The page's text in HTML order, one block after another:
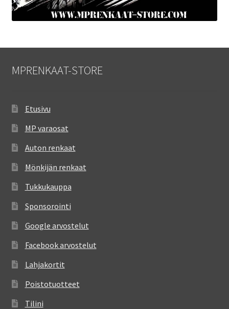
MPRENKAAT-STORE
Etusivu
MP varaosat
Auton renkaat
Mönkijän renkaat
Tukkukauppa
Sponsorointi
Google arvostelut
Facebook arvostelut
Lahjakortit
Poistotuotteet
Tilini